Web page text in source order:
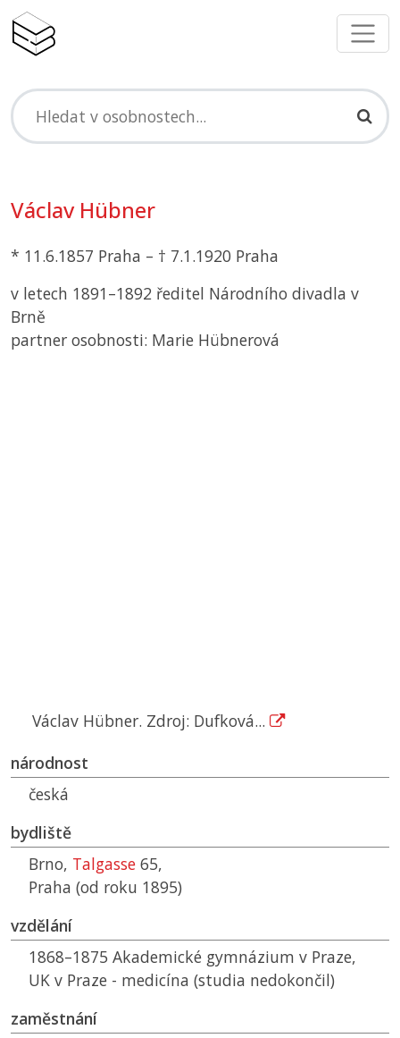
Václav Hübner
* 11.6.1857 Praha – † 7.1.1920 Praha
v letech 1891–1892 ředitel Národního divadla v
Brně
partner osobnosti: Marie Hübnerová
Václav Hübner. Zdroj: Dufková...
národnost
česká
bydliště
Brno, Talgasse 65,
Praha (od roku 1895)
vzdělání
1868–1875 Akademické gymnázium v Praze,
UK v Praze - medicína (studia nedokončil)
zaměstnání